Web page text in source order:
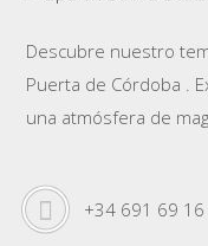
Descubre nuestro
Puerta de Córdoba .
una atmósfera de
+34 691 69 16